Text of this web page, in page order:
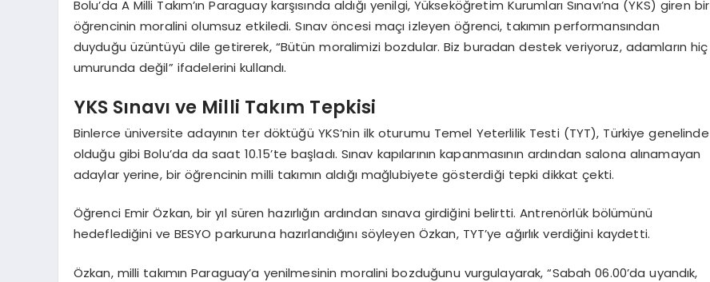
Bolu’da A Milli Takım’ın Paraguay karşısında aldığı yenilgi, Yükseköğretim Kurumları Sınavı’na (YKS) giren bir
öğrencinin moralini olumsuz etkiledi. Sınav öncesi maçı izleyen öğrenci, takımın performansından
duyduğu üzüntüyü dile getirerek, “Bütün moralimizi bozdular. Biz buradan destek veriyoruz, adamların hiç
umurunda değil” ifadelerini kullandı.
YKS Sınavı ve Milli Takım Tepkisi
Binlerce üniversite adayının ter döktüğü YKS’nin ilk oturumu Temel Yeterlilik Testi (TYT), Türkiye genelinde
olduğu gibi Bolu’da da saat 10.15’te başladı. Sınav kapılarının kapanmasının ardından salona alınamayan
adaylar yerine, bir öğrencinin milli takımın aldığı mağlubiyete gösterdiği tepki dikkat çekti.
Öğrenci Emir Özkan, bir yıl süren hazırlığın ardından sınava girdiğini belirtti. Antrenörlük bölümünü
hedeflediğini ve BESYO parkuruna hazırlandığını söyleyen Özkan, TYT’ye ağırlık verdiğini kaydetti.
Özkan, milli takımın Paraguay’a yenilmesinin moralini bozduğunu vurgulayarak, “Sabah 06.00’da uyandık,